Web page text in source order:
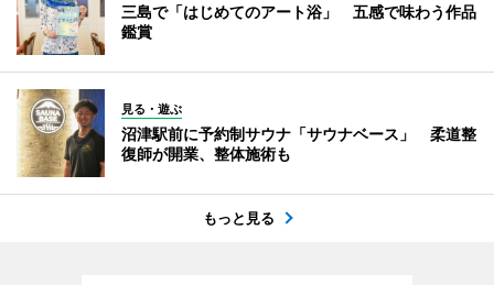
三島で「はじめてのアート浴」 五感で味わう作品
鑑賞
見る・遊ぶ
沼津駅前に予約制サウナ「サウナベース」 柔道整
復師が開業、整体施術も
もっと見る